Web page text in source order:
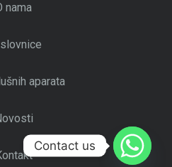
nama
aparata
Contact us